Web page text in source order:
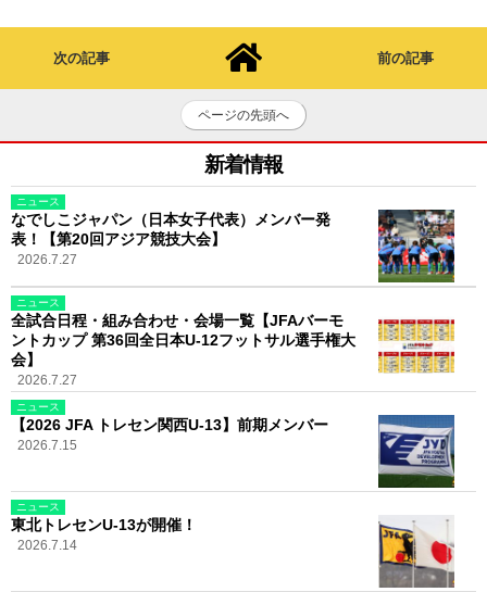
次の記事 前の記事
ページの先頭へ
新着情報
ニュース
なでしこジャパン（日本女子代表）メンバー発
表！【第20回アジア競技大会】
2026.7.27
ニュース
全試合日程・組み合わせ・会場一覧【JFAバーモ
ントカップ 第36回全日本U-12フットサル選手権大
会】
2026.7.27
ニュース
【2026 JFA トレセン関西U-13】前期メンバー
2026.7.15
ニュース
東北トレセンU-13が開催！
2026.7.14